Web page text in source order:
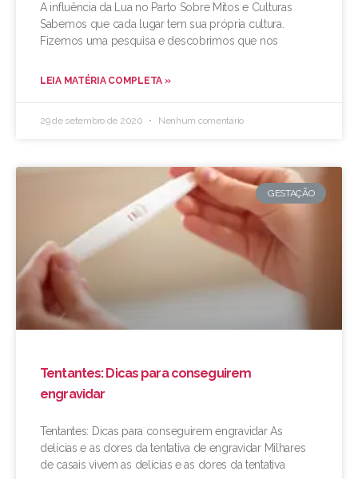
A influência da Lua no Parto Sobre Mitos e Culturas
Sabemos que cada lugar tem sua própria cultura.
Fizemos uma pesquisa e descobrimos que nos
LEIA MATÉRIA COMPLETA »
29 de setembro de 2020 Nenhum comentário
GESTAÇÃO
Tentantes: Dicas para conseguirem
engravidar
Tentantes: Dicas para conseguirem engravidar As
delícias e as dores da tentativa de engravidar Milhares
de casais vivem as delícias e as dores da tentativa